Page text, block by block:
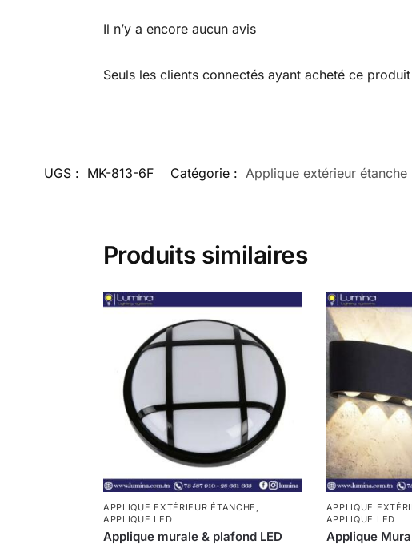
Il n’y a encore aucun avis
Seuls les clients connectés ayant acheté ce
UGS : MK-813-6F Catégorie : Applique extérieur étanche
Produits similaires
APPLIQUE EXTÉRIEUR ÉTANCHE ,
APPLIQUE LED
Applique murale & plafond LED
APPLIQUE
APPLIQUE LED
Applique